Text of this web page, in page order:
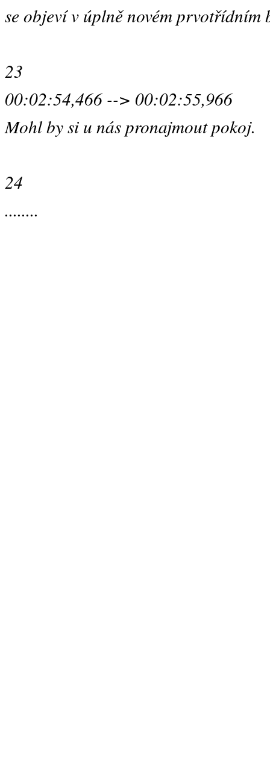
se objeví v úplně novém prvotřídním
23
00:02:54,466 --> 00:02:55,966
Mohl by si u nás pronajmout pokoj.
24
........